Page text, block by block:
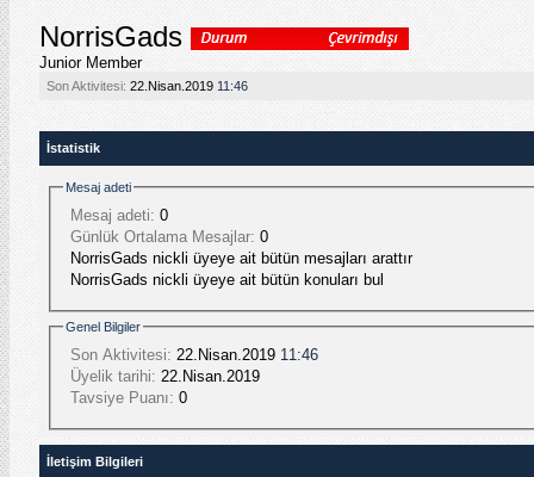
NorrisGads
Junior Member
Son Aktivitesi: 22.Nisan.2019 11:46
İstatistik
Mesaj adeti
Mesaj adeti: 0
Günlük Ortalama Mesajlar: 0
NorrisGads nickli üyeye ait bütün mesajları arattır
NorrisGads nickli üyeye ait bütün konuları bul
Genel Bilgiler
Son Aktivitesi: 22.Nisan.2019 11:46
Üyelik tarihi: 22.Nisan.2019
Tavsiye Puanı: 0
İletişim Bilgileri